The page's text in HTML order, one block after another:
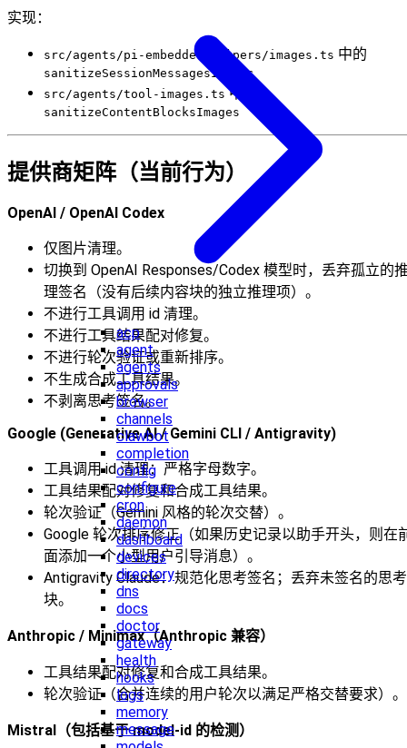
acp
agent
agents
approvals
browser
channels
clawbot
completion
config
configure
cron
daemon
dashboard
devices
directory
dns
docs
doctor
gateway
health
hooks
logs
memory
message
实现：
src/agents/pi-embedded-helpers/images.ts 中的
sanitizeSessionMessagesImages
src/agents/tool-images.ts中的
sanitizeContentBlocksImages
提供商矩阵（当前行为）
OpenAI / OpenAI Codex
仅图片清理。
切换到 OpenAI Responses/Codex 模型时，丢弃孤立的
理签名（没有后续内容块的独立推理项）。
不进行工具调用 id 清理。
不进行工具结果配对修复。
不进行轮次验证或重新排序。
不生成合成工具结果。
不剥离思考签名。
Google (Generative AI / Gemini CLI / Antigravity)
工具调用 id 清理：严格字母数字。
工具结果配对修复和合成工具结果。
轮次验证（Gemini 风格的轮次交替）。
Google 轮次排序修正（如果历史记录以助手开头，则在
面添加一个小型用户引导消息）。
Antigravity Claude：规范化思考签名；丢弃未签名的思考
块。
Anthropic / Minimax（Anthropic 兼容）
工具结果配对修复和合成工具结果。
轮次验证（合并连续的用户轮次以满足严格交替要求）。
Mistral（包括基于 model-id 的检测）